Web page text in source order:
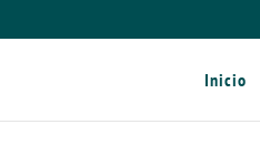
Inicio